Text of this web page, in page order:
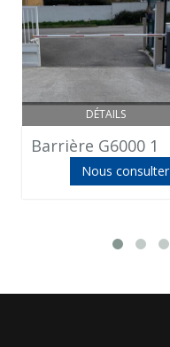
DÉTAILS
Barrière G6000 1
Nous consulter